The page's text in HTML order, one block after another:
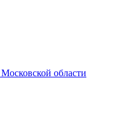
области